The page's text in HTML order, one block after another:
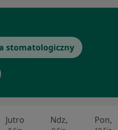
stomatologiczny
Jutro Ndz, Pon,